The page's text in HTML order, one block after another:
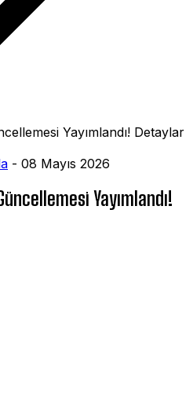
Yayımlandı! Detaylar
- 08 Mayıs 2026
Yayımlandı!